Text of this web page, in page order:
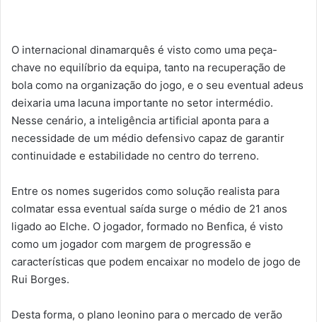
O internacional dinamarquês é visto como uma peça-
chave no equilíbrio da equipa, tanto na recuperação de
bola como na organização do jogo, e o seu eventual adeus
deixaria uma lacuna importante no setor intermédio.
Nesse cenário, a inteligência artificial aponta para a
necessidade de um médio defensivo capaz de garantir
continuidade e estabilidade no centro do terreno.
Entre os nomes sugeridos como solução realista para
colmatar essa eventual saída surge o médio de 21 anos
ligado ao Elche. O jogador, formado no Benfica, é visto
como um jogador com margem de progressão e
características que podem encaixar no modelo de jogo de
Rui Borges.
Desta forma, o plano leonino para o mercado de verão